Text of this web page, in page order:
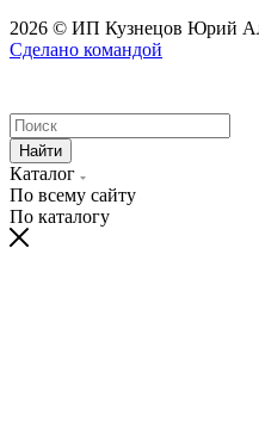
2026 © ИП Кузнецов Юрий
Сделано командой
Найти
Каталог
По всему сайту
По каталогу